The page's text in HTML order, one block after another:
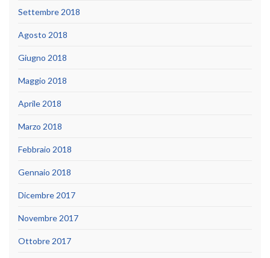
Settembre 2018
Agosto 2018
Giugno 2018
Maggio 2018
Aprile 2018
Marzo 2018
Febbraio 2018
Gennaio 2018
Dicembre 2017
Novembre 2017
Ottobre 2017